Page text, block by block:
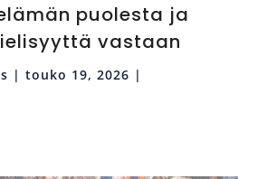
puolesta ja
vastaan
|touko 19, 2026 |